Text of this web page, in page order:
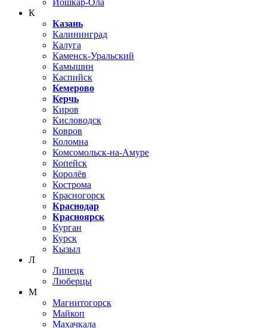
Йошкар-Ола
К
Казань
Калининград
Калуга
Каменск-Уральский
Камышин
Каспийск
Кемерово
Керчь
Киров
Кисловодск
Ковров
Коломна
Комсомольск-на-Амуре
Копейск
Королёв
Кострома
Красногорск
Краснодар
Красноярск
Курган
Курск
Кызыл
Л
Липецк
Люберцы
М
Магнитогорск
Майкоп
Махачкала